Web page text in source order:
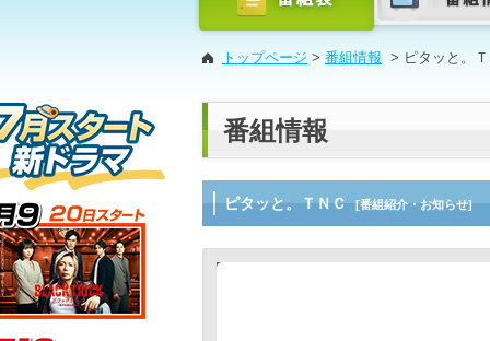
トップページ > 番組情報 > ピタッと。
番組情報
ピタッと。ＴＮＣ [番組紹介・お知らせ]